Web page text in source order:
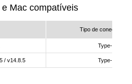
Mac compatíveis
Tipo de conector
Type-A
/ v14.8.5 Type-A